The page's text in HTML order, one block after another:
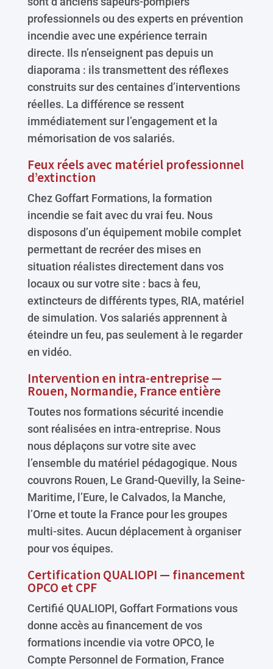
professionnels ou des experts en prévention
incendie avec une expérience terrain
directe. Ils n’enseignent pas depuis un
diaporama : ils transmettent des réflexes
construits sur des centaines d’interventions
réelles. La différence se ressent
immédiatement sur l’engagement et la
mémorisation de vos salariés.
Feux réels avec matériel professionnel
d’extinction
Chez Goffart Formations, la formation
incendie se fait avec du vrai feu. Nous
disposons d’un équipement mobile complet
permettant de recréer des mises en
situation réalistes directement dans vos
locaux ou sur votre site : bacs à feu,
extincteurs de différents types, RIA, matériel
de simulation. Vos salariés apprennent à
éteindre un feu, pas seulement à le regarder
en vidéo.
Intervention en intra-entreprise —
Rouen, Normandie, France entière
Toutes nos formations sécurité incendie
sont réalisées en intra-entreprise. Nous
nous déplaçons sur votre site avec
l’ensemble du matériel pédagogique. Nous
couvrons Rouen, Le Grand-Quevilly, la Seine-
Maritime, l’Eure, le Calvados, la Manche,
l’Orne et toute la France pour les groupes
multi-sites. Aucun déplacement à organiser
pour vos équipes.
Certification QUALIOPI — financement
OPCO et CPF
Certifié QUALIOPI, Goffart Formations vous
donne accès au financement de vos
formations incendie via votre OPCO, le
Compte Personnel de Formation, France